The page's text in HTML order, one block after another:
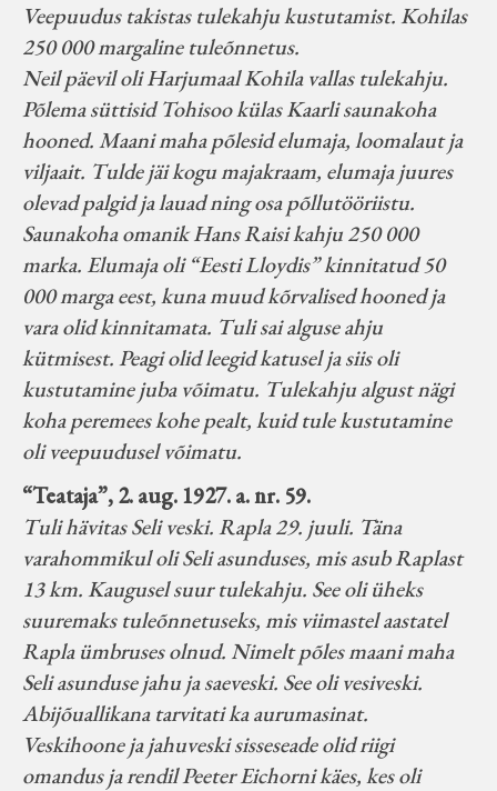
Veepuudus takistas tulekahju kustutamist. Kohilas
250 000 margaline tuleõnnetus.
Neil päevil oli Harjumaal Kohila vallas tulekahju.
Põlema süttisid Tohisoo külas Kaarli saunakoha
hooned. Maani maha põlesid elumaja, loomalaut ja
viljaait. Tulde jäi kogu majakraam, elumaja juures
olevad palgid ja lauad ning osa põllutööriistu.
Saunakoha omanik Hans Raisi kahju 250 000
marka. Elumaja oli “Eesti Lloydis” kinnitatud 50
000 marga eest, kuna muud kõrvalised hooned ja
vara olid kinnitamata. Tuli sai alguse ahju
kütmisest. Peagi olid leegid katusel ja siis oli
kustutamine juba võimatu. Tulekahju algust nägi
koha peremees kohe pealt, kuid tule kustutamine
oli veepuudusel võimatu.
“Teataja”, 2. aug. 1927. a. nr. 59.
Tuli hävitas Seli veski. Rapla 29. juuli. Täna
varahommikul oli Seli asunduses, mis asub Raplast
13 km. Kaugusel suur tulekahju. See oli üheks
suuremaks tuleõnnetuseks, mis viimastel aastatel
Rapla ümbruses olnud. Nimelt põles maani maha
Seli asunduse jahu ja saeveski. See oli vesiveski.
Abijõuallikana tarvitati ka aurumasinat.
Veskihoone ja jahuveski sisseseade olid riigi
omandus ja rendil Peeter Eichorni käes, kes oli